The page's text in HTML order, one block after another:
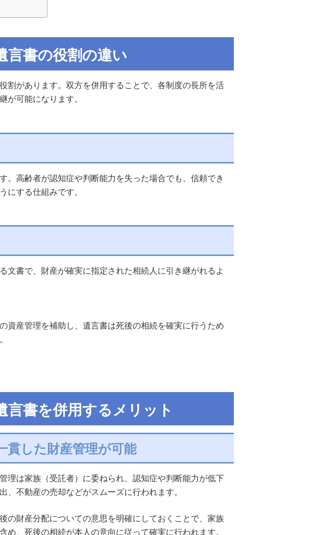
言書の役割の違い
割があります。双方を併用することで、各制度の長所を活
が可能になります。
。高齢者が認知症や判断能力を失った場合でも、信頼でき
にする仕組みです。
文書で、財産が確実に指定された相続人に引き継がれるよ
資産管理を補助し、遺言書は死後の相続を確実に行うため
言書を併用するメリット
貫した財産管理が可能
理は家族（受託者）に委ねられ、認知症や判断能力が低下
、不動産の売却などがスムーズに行われます。
の財産分配についての意思を明確にしておくことで、家族
め、死後の相続が本人の意向に従って確実に行われます。